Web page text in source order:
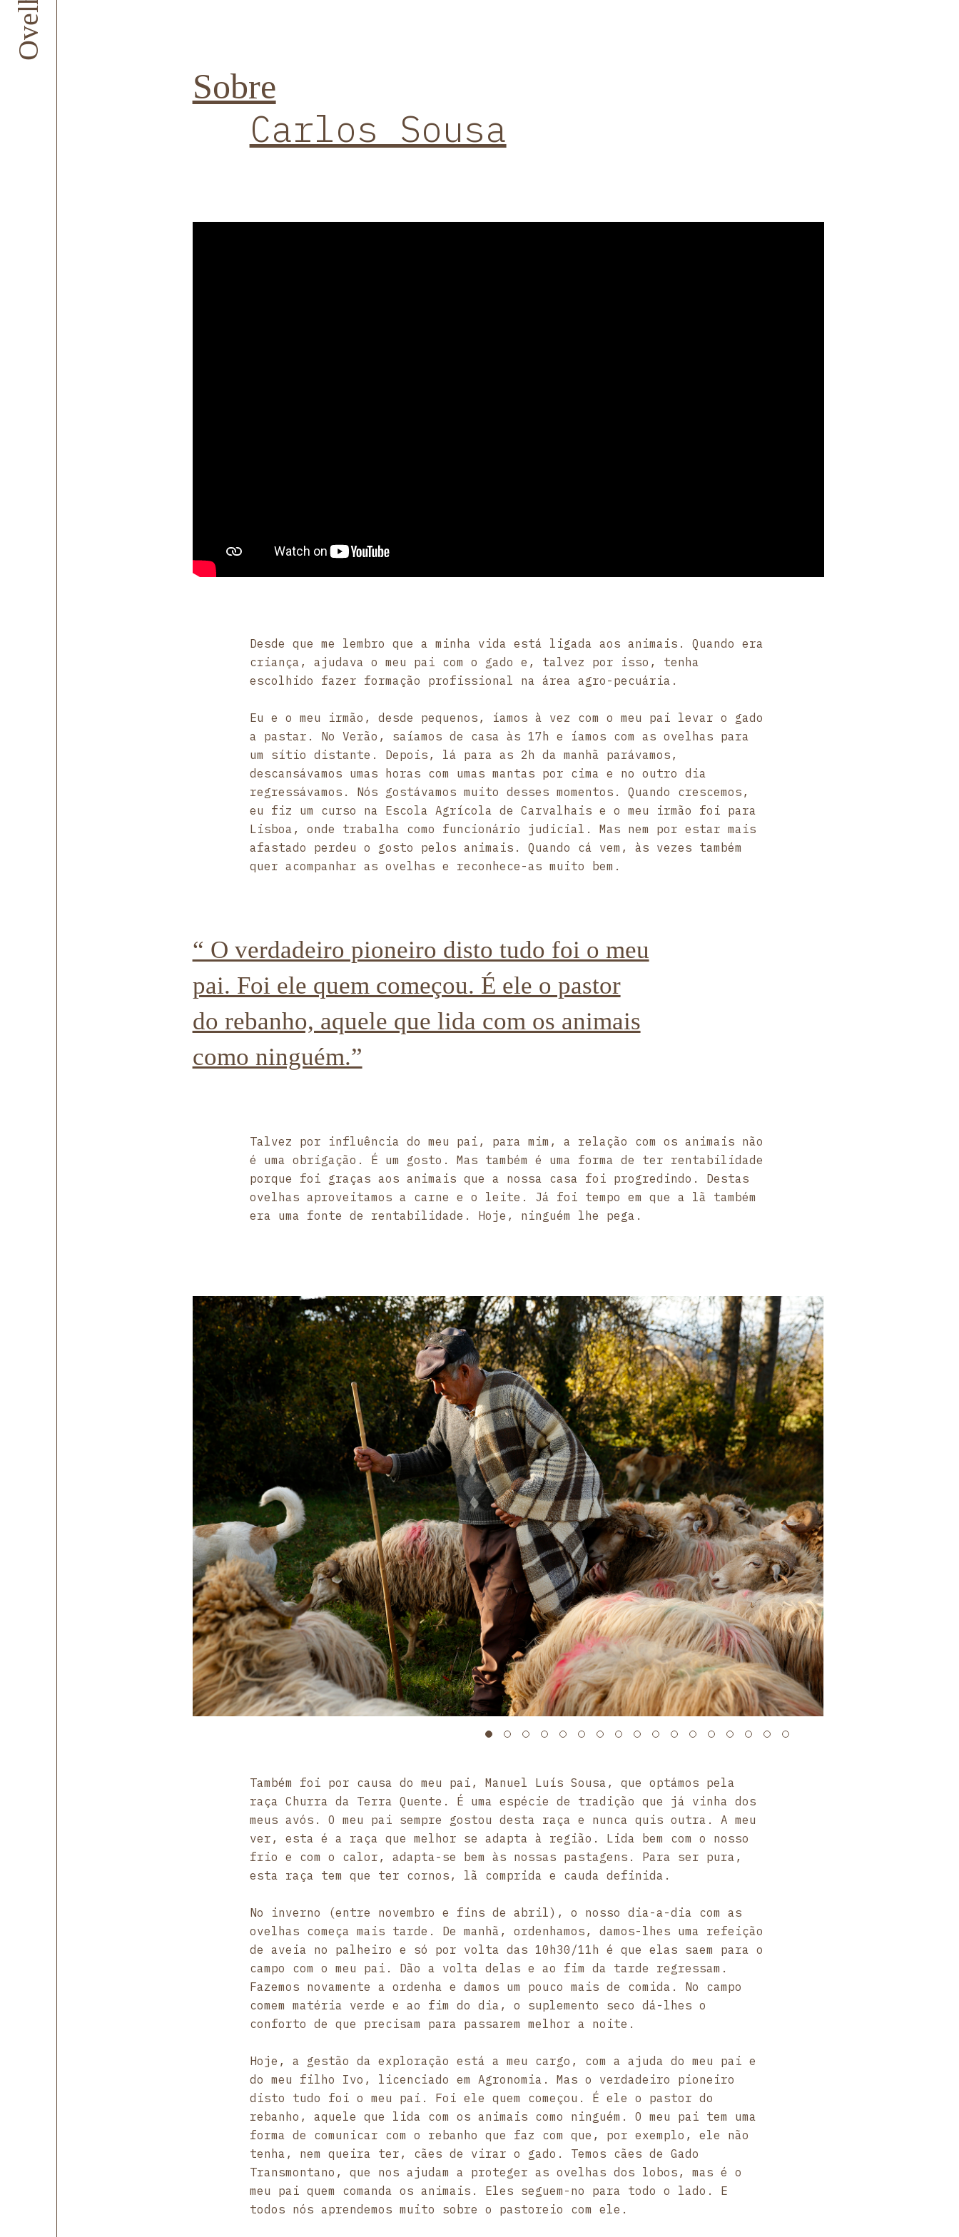
Sobre
Carlos Sousa
Desde que me lembro que a minha vida está ligada aos animais. Quando era
criança, ajudava o meu pai com o gado e, talvez por isso, tenha
escolhido fazer formação profissional na área agro-pecuária.
Eu e o meu irmão, desde pequenos, íamos à vez com o meu pai levar o gado
a pastar. No Verão, saíamos de casa às 17h e íamos com as ovelhas para
um sítio distante. Depois, lá para as 2h da manhã parávamos,
descansávamos umas horas com umas mantas por cima e no outro dia
regressávamos. Nós gostávamos muito desses momentos. Quando crescemos,
eu fiz um curso na Escola Agrícola de Carvalhais e o meu irmão foi para
Lisboa, onde trabalha como funcionário judicial. Mas nem por estar mais
afastado perdeu o gosto pelos animais. Quando cá vem, às vezes também
quer acompanhar as ovelhas e reconhece-as muito bem.
“ O verdadeiro pioneiro disto tudo foi o meu
pai. Foi ele quem começou. É ele o pastor
do rebanho, aquele que lida com os animais
como ninguém.”
Talvez por influência do meu pai, para mim, a relação com os animais não
é uma obrigação. É um gosto. Mas também é uma forma de ter rentabilidade
porque foi graças aos animais que a nossa casa foi progredindo. Destas
ovelhas aproveitamos a carne e o leite. Já foi tempo em que a lã também
era uma fonte de rentabilidade. Hoje, ninguém lhe pega.
Também foi por causa do meu pai, Manuel Luís Sousa, que optámos pela
raça Churra da Terra Quente. É uma espécie de tradição que já vinha dos
meus avós. O meu pai sempre gostou desta raça e nunca quis outra. A meu
ver, esta é a raça que melhor se adapta à região. Lida bem com o nosso
frio e com o calor, adapta-se bem às nossas pastagens. Para ser pura,
esta raça tem que ter cornos, lã comprida e cauda definida.
No inverno (entre novembro e fins de abril), o nosso dia-a-dia com as
ovelhas começa mais tarde. De manhã, ordenhamos, damos-lhes uma refeição
de aveia no palheiro e só por volta das 10h30/11h é que elas saem para o
campo com o meu pai. Dão a volta delas e ao fim da tarde regressam.
Fazemos novamente a ordenha e damos um pouco mais de comida. No campo
comem matéria verde e ao fim do dia, o suplemento seco dá-lhes o
conforto de que precisam para passarem melhor a noite.
Hoje, a gestão da exploração está a meu cargo, com a ajuda do meu pai e
do meu filho Ivo, licenciado em Agronomia. Mas o verdadeiro pioneiro
disto tudo foi o meu pai. Foi ele quem começou. É ele o pastor do
rebanho, aquele que lida com os animais como ninguém. O meu pai tem uma
forma de comunicar com o rebanho que faz com que, por exemplo, ele não
tenha, nem queira ter, cães de virar o gado. Temos cães de Gado
Transmontano, que nos ajudam a proteger as ovelhas dos lobos, mas é o
meu pai quem comanda os animais. Eles seguem-no para todo o lado. E
todos nós aprendemos muito sobre o pastoreio com ele.